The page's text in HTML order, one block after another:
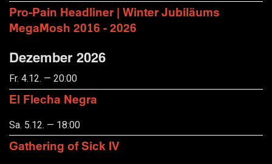
Pro-Pain Headliner | Winter Jubiläums
MegaMosh 2016 - 2026
Dezember 2026
Fr. 4.12. — 20:00
El Flecha Negra
Sa. 5.12. — 18:00
Gathering of Sick IV